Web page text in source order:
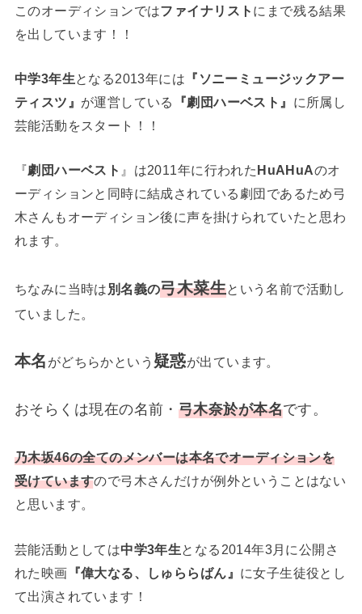
このオーディションではファイナリスト にまで残る結果
を出しています！！
中学3年生となる2013年には 『ソニーミュージックアー
ティスツ』 が運営している 『劇団ハーベスト』 に所属し
芸能活動をスタート！！
『劇団ハーベスト 』は2011年に行われた HuAHuAのオ
ーディションと同時に結成されている劇団であるため弓
木さんもオーディション後に声を掛けられていたと思わ
れます。
ちなみに当時は 別名義の弓木菜生という名前で活動し
ていました。
本名 がどちらかという 疑惑が出ています。
おそらくは現在の名前・ 弓木奈於が本名です。
乃木坂46の全てのメンバーは本名でオーディションを
受けていますので弓木さんだけが例外ということはない
と思います。
芸能活動としては中学3年生 となる2014年3月に公開さ
れた映画 『偉大なる、しゅららばん』 に女子生徒役とし
て出演されています！